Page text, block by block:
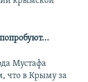
Мустафа
что в Крыму за